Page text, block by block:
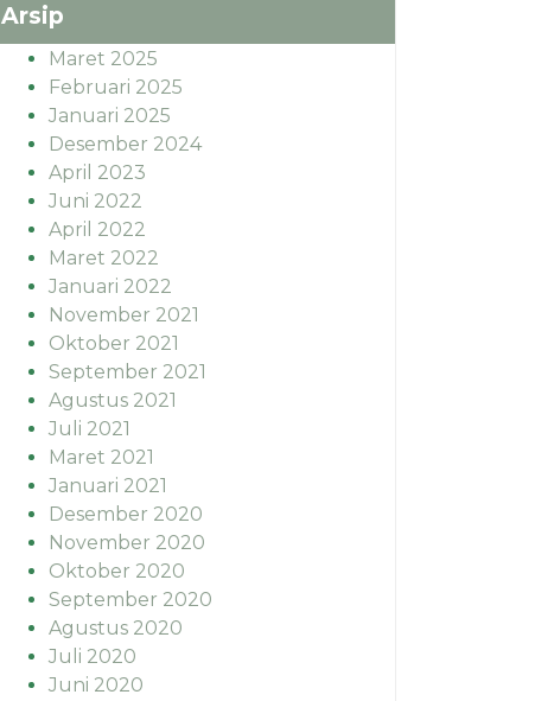
Arsip
Maret 2025
Februari 2025
Januari 2025
Desember 2024
April 2023
Juni 2022
April 2022
Maret 2022
Januari 2022
November 2021
Oktober 2021
September 2021
Agustus 2021
Juli 2021
Maret 2021
Januari 2021
Desember 2020
November 2020
Oktober 2020
September 2020
Agustus 2020
Juli 2020
Juni 2020